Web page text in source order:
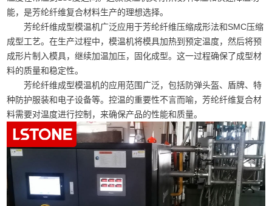
能，是芳纶纤维复合材料生产的理想选择。
芳纶纤维成型模温机广泛应用于芳纶纤维压缩成形法和SMC压缩
成型工艺。在生产过程中，模温机将模具加热到预定温度，然后将预
成形片制入模具，继续加温加压，固化成型。这一过程确保了成型材
料的质量和稳定性。
芳纶纤维成型模温机的应用范围广泛，包括防弹头盔、盾牌、特
种防护服装和电子设备等。控温的重要性不言而喻，芳纶纤维复合材
料需要对温度进行控制，来确保产品的性能和质量。